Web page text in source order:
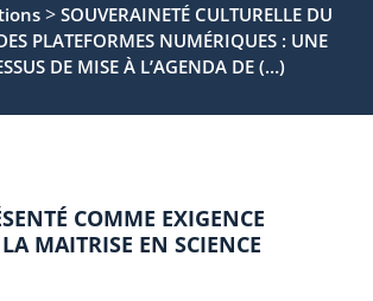
> SOUVERAINETÉ CULTURELLE DU
PLATEFORMES NUMÉRIQUES : UNE
DE MISE À L’AGENDA DE (…)
COMME EXIGENCE
MAITRISE EN SCIENCE